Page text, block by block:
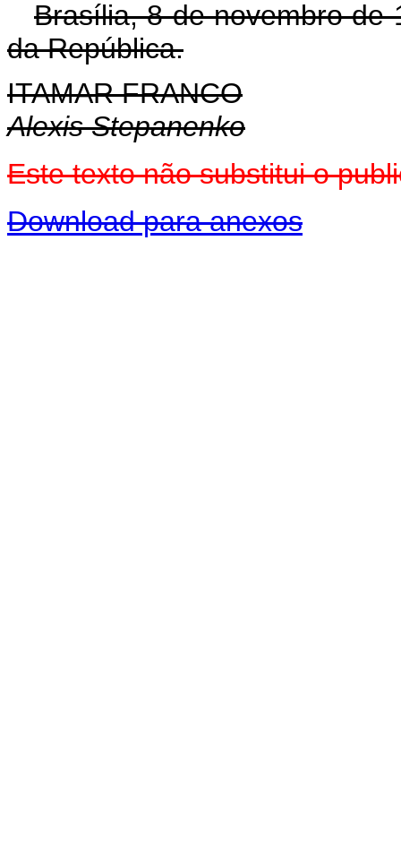
Brasília, 8 de novembro de
da República.
ITAMAR FRANCO
Alexis Stepanenko
Este texto não substitui o
Download para anexos